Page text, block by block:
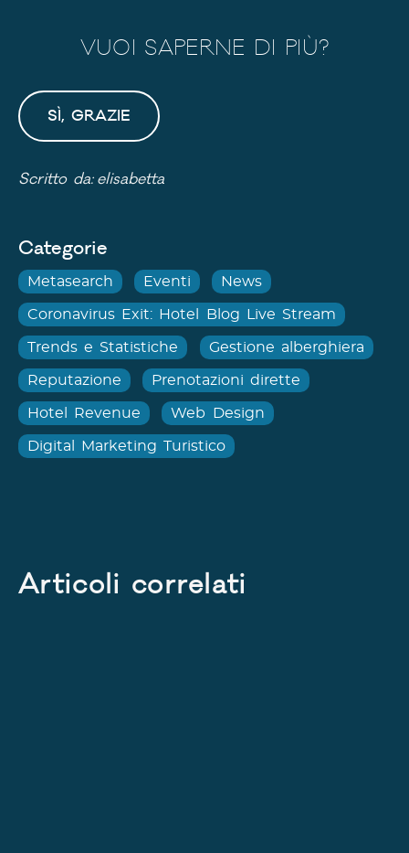
VUOI SAPERNE DI PIÙ?
SÌ, GRAZIE
Scritto da: elisabetta
Categorie
Metasearch Eventi News
Coronavirus Exit: Hotel Blog Live Stream
Trends e Statistiche Gestione alberghiera
Reputazione Prenotazioni dirette
Hotel Revenue Web Design
Digital Marketing Turistico
Articoli correlati